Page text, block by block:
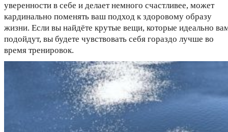
уверенности в себе и делает немного счастливее, может
кардинально поменять ваш подход к здоровому образу
жизни. Если вы найдёте крутые вещи, которые идеально
подойдут, вы будете чувствовать себя гораздо лучше во
время тренировок.